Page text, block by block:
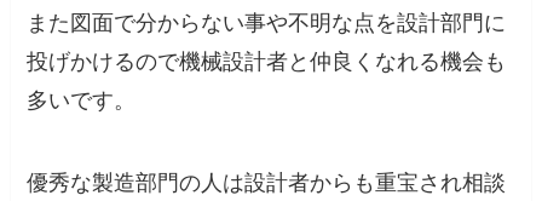
また図面で分からない事や不明な点を設計部門に
投げかけるので機械設計者と仲良くなれる機会も
多いです。
優秀な製造部門の人は設計者からも重宝され相談